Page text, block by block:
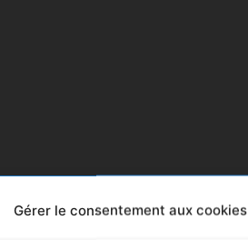
Gérer le consentement aux cookies